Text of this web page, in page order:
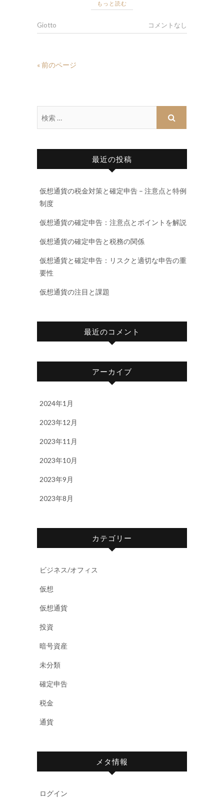
もっと読む
Giotto コメントなし
« 前のページ
最近の投稿
仮想通貨の税金対策と確定申告 – 注意点と特例
制度
仮想通貨の確定申告：注意点とポイントを解説
仮想通貨の確定申告と税務の関係
仮想通貨と確定申告：リスクと適切な申告の重
要性
仮想通貨の注目と課題
最近のコメント
アーカイブ
2024年1月
2023年12月
2023年11月
2023年10月
2023年9月
2023年8月
カテゴリー
ビジネス/オフィス
仮想
仮想通貨
投資
暗号資産
未分類
確定申告
税金
通貨
メタ情報
ログイン